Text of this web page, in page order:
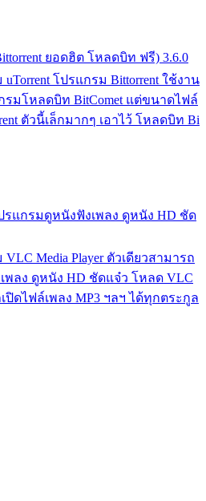
ยอดฮิต โหลดบิท ฟรี) 3.6.0
โปรแกรม Bittorrent ใช้งาน
รมโหลดบิท BitComet แต่ขนาดไฟล์
ตัวนี้เล็กมากๆ เอาไว้ โหลดบิท Bi
ปรแกรมดูหนังฟังเพลง ดูหนัง HD ชัด
Media Player ตัวเดียวสามารถ
พลง ดูหนัง HD ชัดแจ๋ว โหลด VLC
ปิดไฟล์เพลง MP3 ฯลฯ ได้ทุกตระกูล